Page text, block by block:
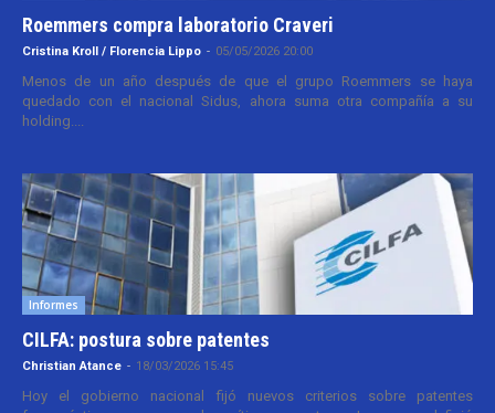
Roemmers compra laboratorio Craveri
Cristina Kroll / Florencia Lippo - 05/05/2026 20:00
Menos de un año después de que el grupo Roemmers se haya
quedado con el nacional Sidus, ahora suma otra compañía a su
holding....
Informes
CILFA: postura sobre patentes
Christian Atance - 18/03/2026 15:45
Hoy el gobierno nacional fijó nuevos criterios sobre patentes